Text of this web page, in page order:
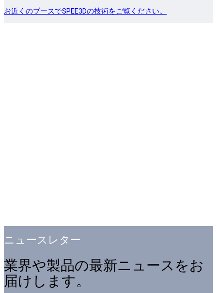
お近くのブースでSPEE3Dの技術をご覧ください。
ニュースレター
業界や製品の最新ニュースをお
届けします。